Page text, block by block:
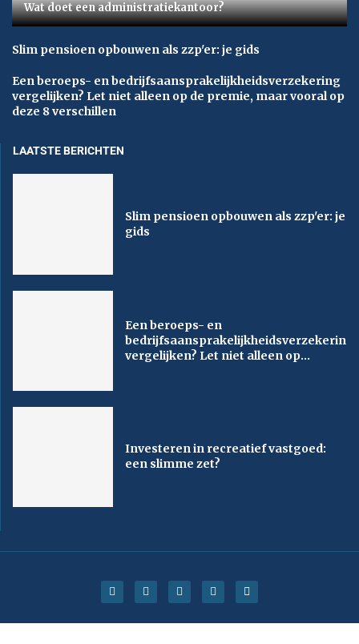
Wat doet een administratiekantoor?
Slim pensioen opbouwen als zzp'er: je gids
Een beroeps- en bedrijfsaansprakelijkheidsverzekering
vergelijken? Let niet alleen op de premie, maar vooral op
deze 8 verschillen
LAATSTE BERICHTEN
Slim pensioen opbouwen als zzp'er: je
gids
Een beroeps- en
bedrijfsaansprakelijkheidsverzekering
vergelijken? Let niet alleen op...
Investeren in recreatief vastgoed:
een slimme zet?